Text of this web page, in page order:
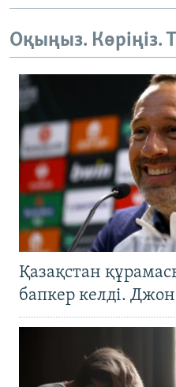
Оқыңыз. Көріңіз.
Қазақстан
бапкер келді.